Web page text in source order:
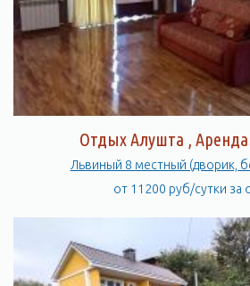
Отдых Алушта ,
Львиный 8 местный (дворик,
от 11200 руб/сутки за